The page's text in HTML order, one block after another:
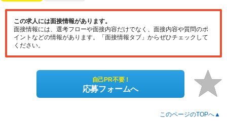
この求人には面接情報があります。
面接情報には、選考フローや面接内容だけでなく、面接内容や質問のポ
イントなどの情報があります。「面接情報タブ」からぜひチェックして
ください。
自己PR不要！
応募フォームへ
このページのTOPへ▲